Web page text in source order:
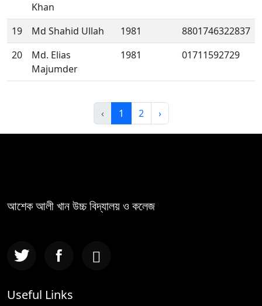
Khan
19 Md Shahid Ullah 1981
8801746322837
20
Md. Elias
Majumder
1981 01711592729
‹ 1 2 ›
আশেক আলী খান উচ্চ বিদ্যালয় ও কলেজ
Useful Links